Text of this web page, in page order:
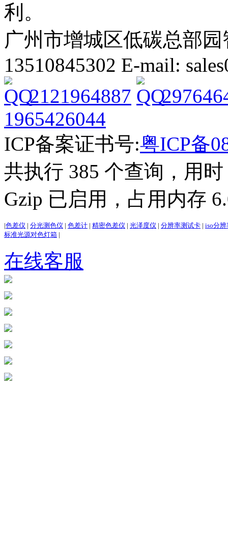
利。
广州市增城区低碳总部
13510845302 E-mail:
2121964887
1965426044
ICP备案证书号:粤ICP备
共执行 385 个查询，用
Gzip 已启用，占用内存
|色差仪 | 分光测色仪 | 色差计 | 精密色差仪 | 光泽度仪 | 分辨率测试卡 | iso分
标准光源对色灯箱 |
在线客服